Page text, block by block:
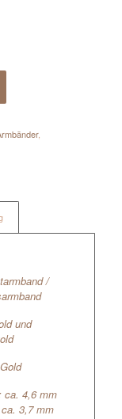
,
/
und
ca. 4,6 mm
3,7 mm